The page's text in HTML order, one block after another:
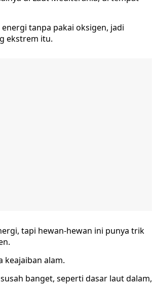
tanpa pakai oksigen, jadi
ekstrem itu.
tapi hewan-hewan ini punya trik
keajaiban alam.
banget, seperti dasar laut dalam,